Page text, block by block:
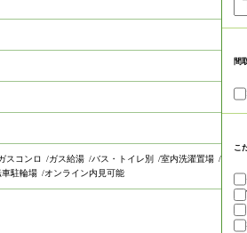
スコンロ ガス給湯 バス・トイレ別
室内洗濯置場
車駐輪場 オンライン内見可能
間
こ